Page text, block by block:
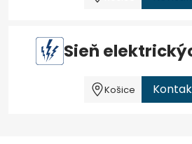
Sieň
Košice